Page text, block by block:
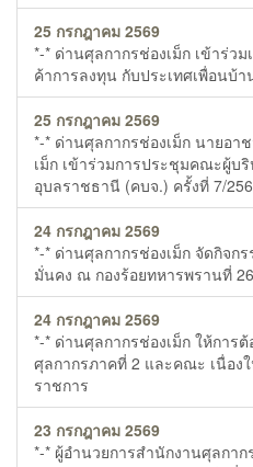
25 กรกฎาคม 2569
*-* ด่านศุลกากรช่องเม็ก เข้าร่วม
ค้าการลงทุน กับประเทศเพื่อนบ้า
25 กรกฎาคม 2569
*-* ด่านศุลกากรช่องเม็ก นายอา
เม็ก เข้าร่วมการประชุมคณะผู้บ
อุบลราชธานี (คบจ.) ครั้งที่ 7/
24 กรกฎาคม 2569
*-* ด่านศุลกากรช่องเม็ก จัดกิจก
มั่นคง ณ กองร้อยทหารพรานที่
24 กรกฎาคม 2569
*-* ด่านศุลกากรช่องเม็ก ให้การ
ศุลกากรภาคที่ 2 และคณะ เนื่อง
ราชการ
23 กรกฎาคม 2569
*-* ผู้อำนวยการสำนักงานศุลกา